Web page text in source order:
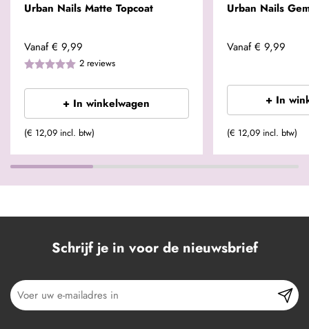
Urban Nails Matte Topcoat
Vanaf € 9,99
2 reviews
+ In winkelwagen
(€ 12,09 incl. btw)
Urban Nails
Vanaf € 9,99
+ In
(€ 12,09 incl. btw)
Schrijf je in voor de nieuwsbrief